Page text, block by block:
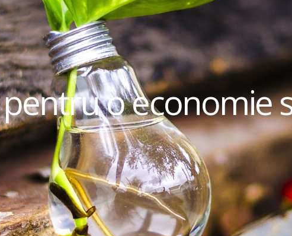
o economie